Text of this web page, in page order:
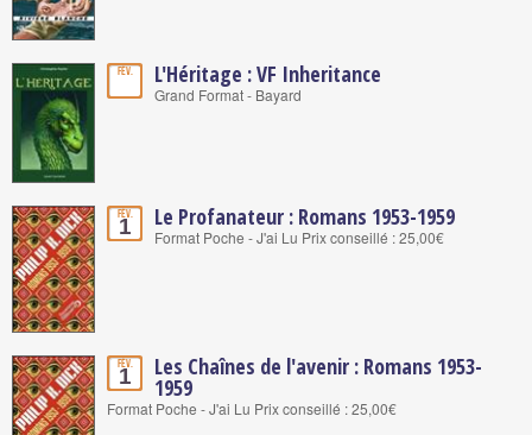
Fév. L'Héritage : VF Inheritance
Grand Format - Bayard
Fév.
1 Le Profanateur : Romans 1953-1959
Format Poche - J'ai Lu Prix conseillé : 25,00€
Fév.
1 Les Chaînes de l'avenir : Romans 1953-
1959
Format Poche - J'ai Lu Prix conseillé : 25,00€